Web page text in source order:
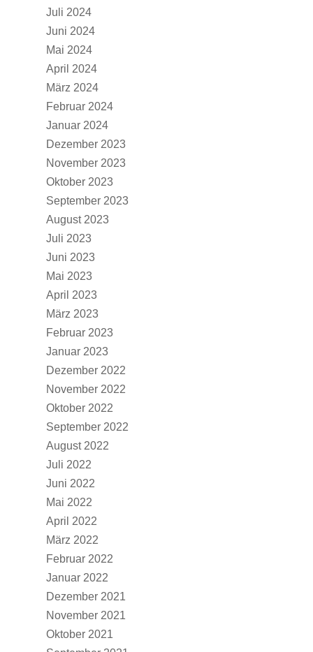
Juli 2024
Juni 2024
Mai 2024
April 2024
März 2024
Februar 2024
Januar 2024
Dezember 2023
November 2023
Oktober 2023
September 2023
August 2023
Juli 2023
Juni 2023
Mai 2023
April 2023
März 2023
Februar 2023
Januar 2023
Dezember 2022
November 2022
Oktober 2022
September 2022
August 2022
Juli 2022
Juni 2022
Mai 2022
April 2022
März 2022
Februar 2022
Januar 2022
Dezember 2021
November 2021
Oktober 2021